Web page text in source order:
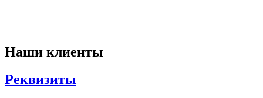
Наши клиенты
Реквизиты